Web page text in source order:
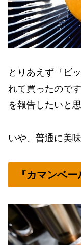
とりあえず『ビ
れて買ったので
を報告したいと思
いや、普通に美
『カマンベ